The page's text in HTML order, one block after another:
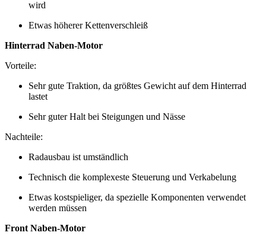
wird
Etwas höherer Kettenverschleiß
Hinterrad Naben-Motor
Vorteile:
Sehr gute Traktion, da größtes Gewicht auf dem Hinterrad
lastet
Sehr guter Halt bei Steigungen und Nässe
Nachteile:
Radausbau ist umständlich
Technisch die komplexeste Steuerung und Verkabelung
Etwas kostspieliger, da spezielle Komponenten verwendet
werden müssen
Front Naben-Motor